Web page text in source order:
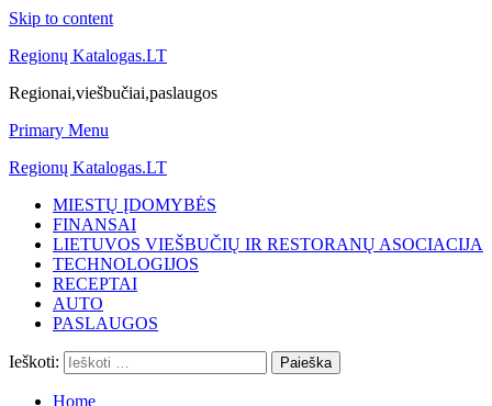
Skip to content
Regionų Katalogas.LT
Regionai,viešbučiai,paslaugos
Primary Menu
Regionų Katalogas.LT
MIESTŲ ĮDOMYBĖS
FINANSAI
LIETUVOS VIEŠBUČIŲ IR RESTORANŲ ASOCIACIJA
TECHNOLOGIJOS
RECEPTAI
AUTO
PASLAUGOS
Ieškoti:
Home